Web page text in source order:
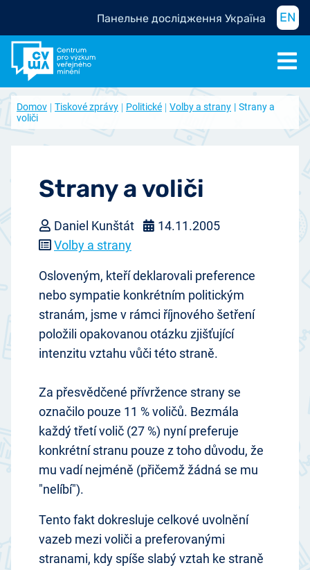
Панельне дослідження Україна EN
Domov Tiskové zprávy Politické Volby a strany
Strany a
voliči
Strany a voliči
Daniel Kunštát
14.11.2005
Volby a strany
Osloveným, kteří deklarovali preference
nebo sympatie konkrétním politickým
stranám, jsme v rámci říjnového šetření
položili opakovanou otázku zjišťující
intenzitu vztahu vůči této straně.
Za přesvědčené přívržence strany se
označilo pouze 11 % voličů. Bezmála
každý třetí volič (27 %) nyní preferuje
konkrétní stranu pouze z toho důvodu, že
mu vadí nejméně (přičemž žádná se mu
"nelíbí").
Tento fakt dokresluje celkové uvolnění
vazeb mezi voliči a preferovanými
stranami, kdy spíše slabý vztah ke straně